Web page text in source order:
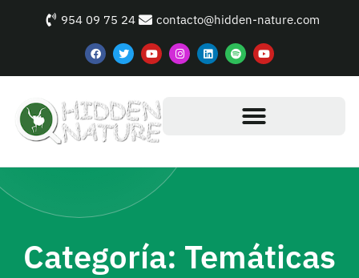
954 09 75 24 contacto@hidden-nature.com
Categoría: Temáticas